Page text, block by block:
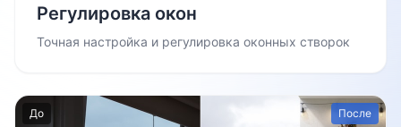
Регулировка окон
Точная настройка и регулировка оконных створок
До После